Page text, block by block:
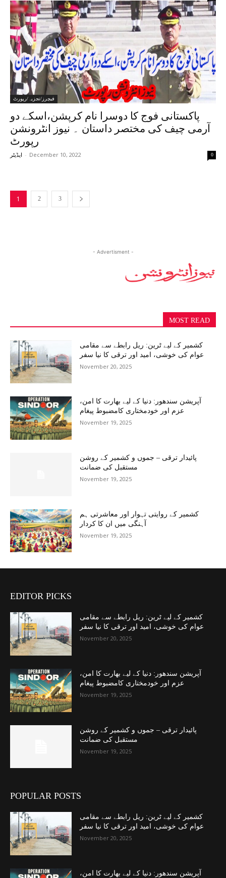
فیچرز/تجزیہ/رپورٹ
پاکستانی فوج کا دوسرا نام کرپشن،اسکے دو
آرمی چیف کی مختصر داستان ۔ نیوز انٹرونشن
رپورٹ
ایڈیٹر - December 10, 2022 0
1 2 3
- Advertisment -
MOST READ
کشمیر کے لیے ٹرین: ریل رابطے سے مقامی
عوام کی خوشی، امید اور ترقی کا نیا سفر
November 20, 2025
آپریشن سندھور: دنیا کے لیے بھارت کا امن،
عزم اور خودمختاری کامضبوط پیغام
November 19, 2025
پائیدار ترقی – جموں و کشمیر کے روشن
مستقبل کی ضمانت
November 19, 2025
کشمیر کے روایتی تہوار اور معاشرتی ہم
آہنگی میں ان کا کردار
November 19, 2025
EDITOR PICKS
کشمیر کے لیے ٹرین: ریل رابطے سے مقامی
عوام کی خوشی، امید اور ترقی کا نیا سفر
November 20, 2025
آپریشن سندھور: دنیا کے لیے بھارت کا امن،
عزم اور خودمختاری کامضبوط پیغام
November 19, 2025
پائیدار ترقی – جموں و کشمیر کے روشن
مستقبل کی ضمانت
November 19, 2025
POPULAR POSTS
کشمیر کے لیے ٹرین: ریل رابطے سے مقامی
عوام کی خوشی، امید اور ترقی کا نیا سفر
November 20, 2025
آپریشن سندھور: دنیا کے لیے بھارت کا امن،